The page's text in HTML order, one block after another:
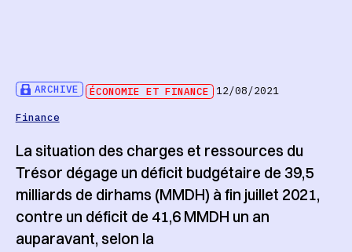
ARCHIVE ÉCONOMIE ET FINANCE
12/08/2021
Finance
La situation des charges et ressources du
Trésor dégage un déficit budgétaire de 39,5
milliards de dirhams (MMDH) à fin juillet 2021,
contre un déficit de 41,6 MMDH un an
auparavant, selon la